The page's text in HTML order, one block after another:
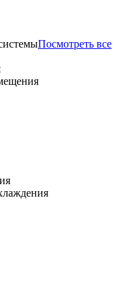
Посмотреть все